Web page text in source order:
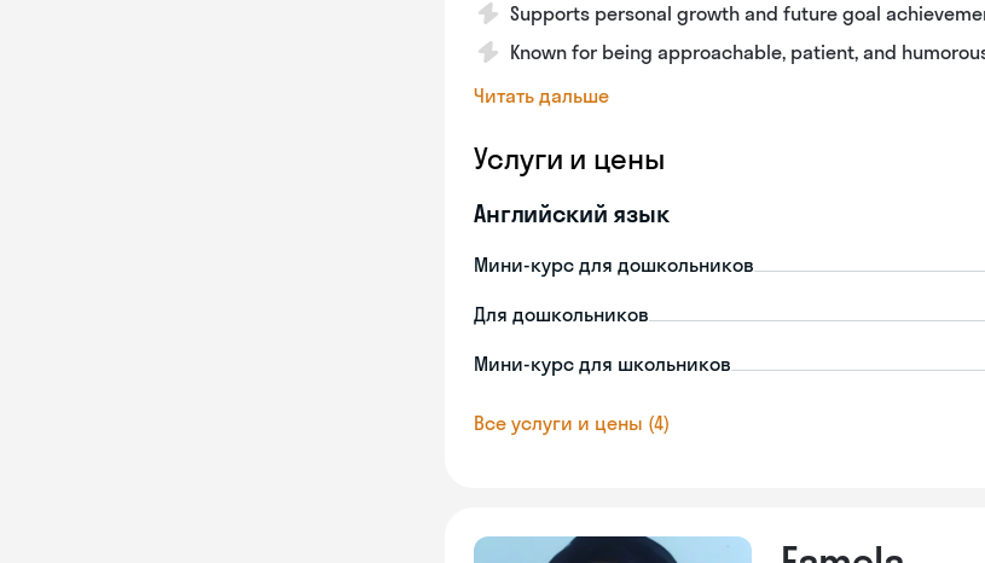
Supports personal growth and future goal
Known for being approachable, patient, and
Читать дальше
Услуги и цены
Английский язык
Мини-курс для дошкольников
Для дошкольников
Мини-курс для школьников
Все услуги и цены (4)